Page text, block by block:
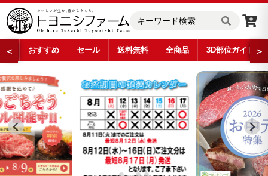
＜ おすすめ セール 送料無料 全商品 3D部位ガイド ＞